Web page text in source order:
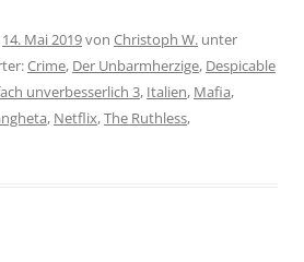
14. Mai 2019von Christoph W. unter
Crime, Der Unbarmherzige, Despicable
unverbesserlich 3, Italien, Mafia,
, Netflix,The Ruthless,